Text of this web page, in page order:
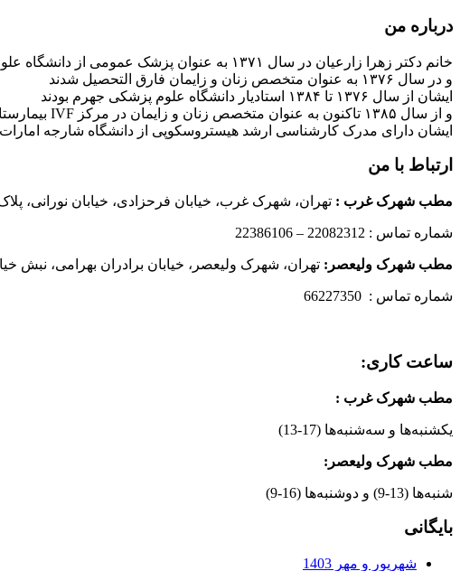
درباره من
خانم دکتر زهرا زارعیان در سال ۱۳۷۱ به عنوان پزشک عمومی از دانشگاه علوم پزشکی فارغ التحصیل شدند
و در سال ۱۳۷۶ به عنوان متخصص زنان و زایمان فارق التحصیل شدند
ایشان از سال ۱۳۷۶ تا ۱۳۸۴ استادیار دانشگاه علوم پزشکی جهرم بودند
و از سال ۱۳۸۵ تاکنون به عنوان متخصص زنان و زایمان در مرکز IVF بیمارستان پارسیان فعالیت دارند.
ایشان دارای مدرک کارشناسی ارشد هیستروسکوپی از دانشگاه شارجه
ارتباط با من
مطب شهرک غرب : تهران، شهرک غرب، خیابان فرحزادی، خیابان نورانی، پلاک
شماره تماس : 22082312 – 22386106
مطب شهرک ولیعصر: تهران، شهرک ولیعصر، خیابان برادران بهرامی، نبش
شماره تماس : 66227350
ساعت کاری:
مطب شهرک غرب :
یکشنبه‌ها و سه‌شنبه‌ها (17-13)
مطب شهرک ولیعصر:
شنبه‌ها (13-9) و دوشنبه‌ها (16-9)
بایگانی
شهریور و مهر 1403